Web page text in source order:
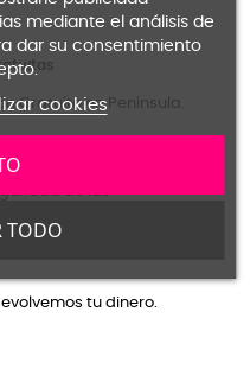
Gratuíto en Península.
tu dinero.
mediante el análisis de
dar su consentimiento
cookies
TODO